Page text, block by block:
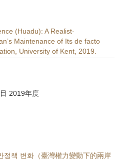
(Huadu): A Realist-
Maintenance of Its de facto
University of Kent, 2019.
2019年度
정책 변화（臺灣權力變動下的兩岸